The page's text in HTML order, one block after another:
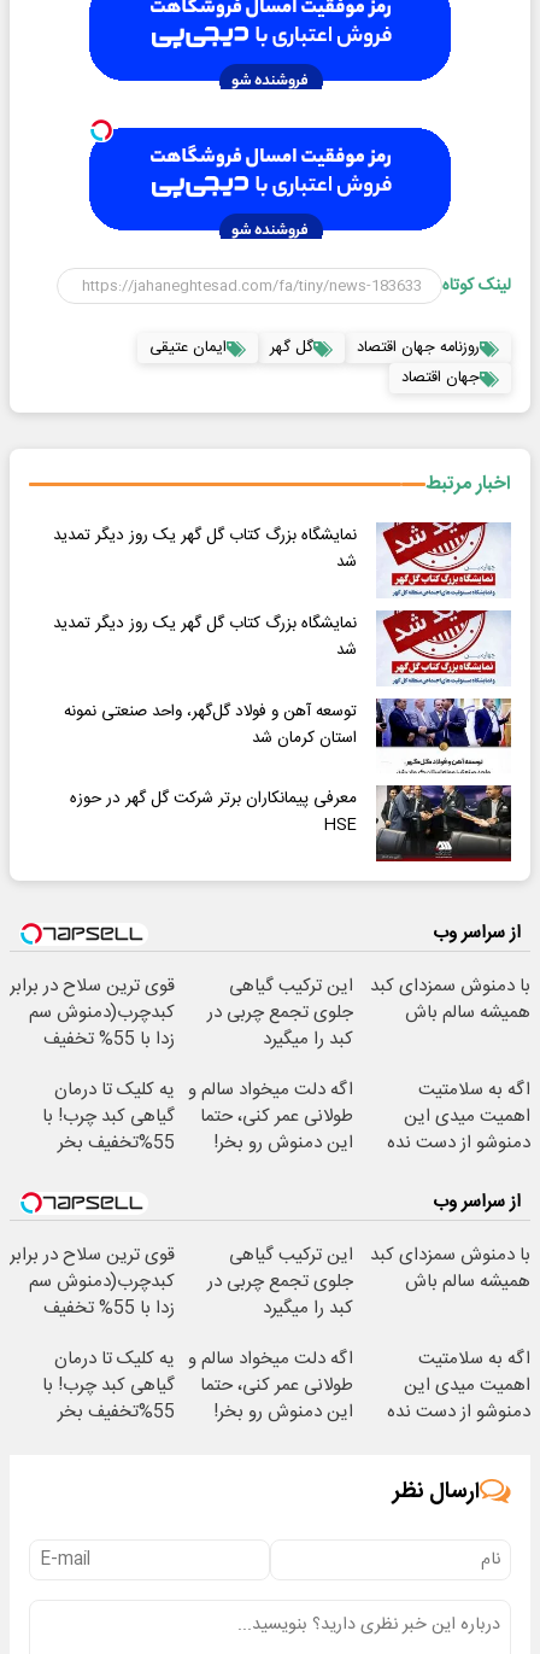
لینک کوتاه
روزنامه جهان اقتصاد گل گهر
ایمان عتیقی
جهان اقتصاد
اخبار مرتبط
نمایشگاه بزرگ کتاب گل گهر یک روز دیگر تمدید
شد
نمایشگاه بزرگ کتاب گل گهر یک روز دیگر تمدید
شد
توسعه آهن و فولاد گل‌گهر، واحد صنعتی نمونه
استان کرمان شد
معرفی پیمانکاران برتر شرکت گل گهر در حوزه
HSE
از سراسر وب
با دمنوش سمزدای کبد
همیشه سالم باش
این ترکیب گیاهی
جلوی تجمع چربی در
کبد را میگیرد
قوی ترین سلاح در برابر
کبدچرب(دمنوش سم
زدا با 55% تخفیف
اگه به سلامتیت
اهمیت میدی این
دمنوشو از دست نده
اگه دلت میخواد سالم و
طولانی عمر کنی، حتما
این دمنوش رو بخر!
یه کلیک تا درمان
گیاهی کبد چرب! با
55%تخفیف بخر
از سراسر وب
با دمنوش سمزدای کبد
همیشه سالم باش
این ترکیب گیاهی
جلوی تجمع چربی در
کبد را میگیرد
قوی ترین سلاح در برابر
کبدچرب(دمنوش سم
زدا با 55% تخفیف
اگه به سلامتیت
اهمیت میدی این
دمنوشو از دست نده
اگه دلت میخواد سالم و
طولانی عمر کنی، حتما
این دمنوش رو بخر!
یه کلیک تا درمان
گیاهی کبد چرب! با
55%تخفیف بخر
ارسال نظر